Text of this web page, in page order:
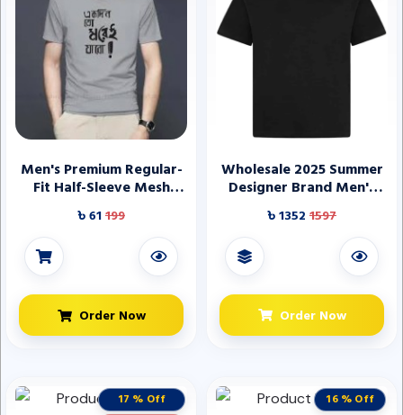
Men's Premium Regular-
Fit Half-Sleeve Mesh
Fabric T-Shirt with Round
Neck - Lightweight
Comfort for Everyday
৳ 61199
Order Now
Wholesale 2025 Summer
Designer Brand Men's
Fasion Tshirt Oversized
customized logo 100%
Cotton Best Quality
Tshirts for Men
৳ 1352 1597
Order Now
17 % Off
16 % Off